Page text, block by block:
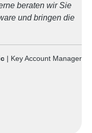
beraten wir Sie
und bringen die
| Key Account Manager